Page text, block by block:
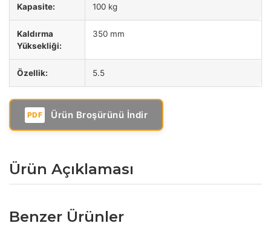
Kapasite: 100 kg
Kaldırma
Yüksekliği:
350 mm
Özellik: 5.5
PDF Ürün Broşürünü İndir
Ürün Açıklaması
Benzer Ürünler